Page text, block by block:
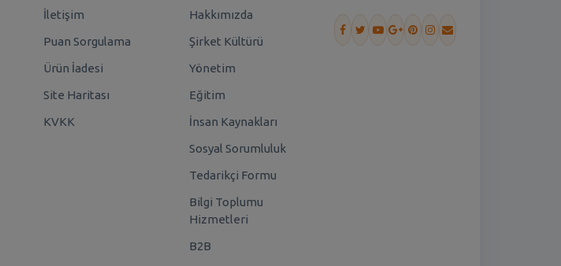
İletişim
Puan Sorgulama
Ürün İadesi
Site Haritası
KVKK
Hakkımızda
Şirket Kültürü
Yönetim
Eğitim
İnsan Kaynakları
Sosyal Sorumluluk
Tedarikçi Formu
Bilgi Toplumu
Hizmetleri
B2B